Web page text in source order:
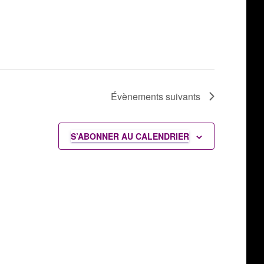
Évènementssuivants
S’ABONNER AU CALENDRIER